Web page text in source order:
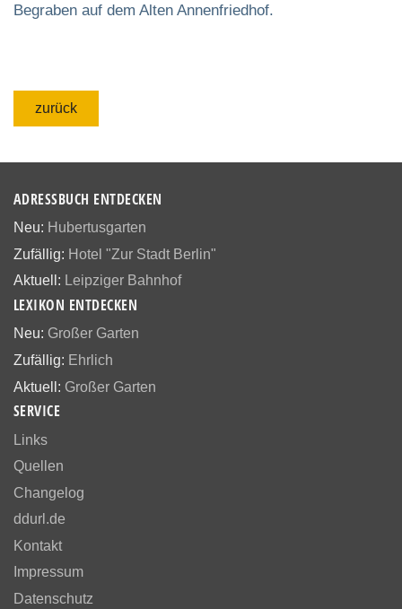
Begraben auf dem Alten Annenfriedhof.
zurück
ADRESSBUCH ENTDECKEN
Neu: Hubertusgarten
Zufällig: Hotel "Zur Stadt Berlin"
Aktuell: Leipziger Bahnhof
LEXIKON ENTDECKEN
Neu: Großer Garten
Zufällig: Ehrlich
Aktuell: Großer Garten
SERVICE
Links
Quellen
Changelog
ddurl.de
Kontakt
Impressum
Datenschutz